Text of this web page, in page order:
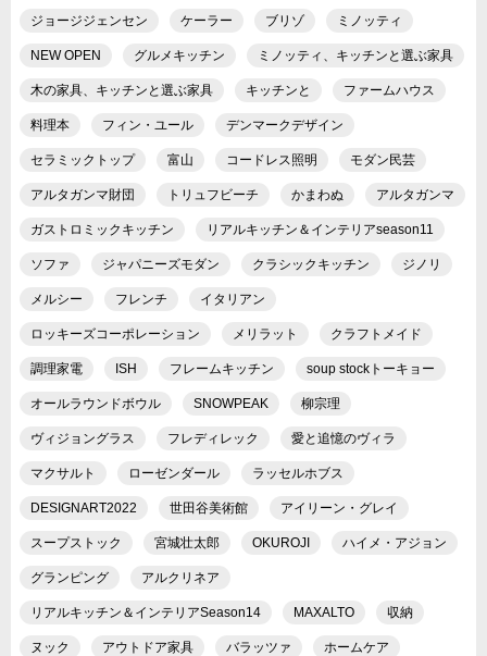
ジョージジェンセン ケーラー ブリゾ ミノッティ
NEW OPEN グルメキッチン ミノッティ、キッチンと選ぶ家具
木の家具、キッチンと選ぶ家具 キッチンと ファームハウス
料理本 フィン・ユール デンマークデザイン
セラミックトップ 富山 コードレス照明 モダン民芸
アルタガンマ財団 トリュフビーチ かまわぬ アルタガンマ
ガストロミックキッチン リアルキッチン＆インテリアseason11
ソファ ジャパニーズモダン クラシックキッチン ジノリ
メルシー フレンチ イタリアン
ロッキーズコーポレーション メリラット クラフトメイド
調理家電 ISH フレームキッチン soup stockトーキョー
オールラウンドボウル SNOWPEAK 柳宗理
ヴィジョングラス フレディレック 愛と追憶のヴィラ
マクサルト ローゼンダール ラッセルホブス
DESIGNART2022 世田谷美術館 アイリーン・グレイ
スープストック 宮城壮太郎 OKUROJI ハイメ・アジョン
グランピング アルクリネア
リアルキッチン＆インテリアSeason14 MAXALTO 収納
ヌック アウトドア家具 バラッツァ ホームケア